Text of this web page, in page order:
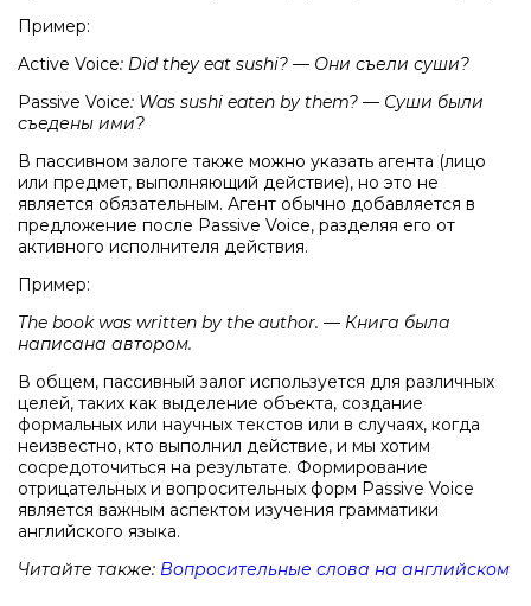
Пример:
Active Voice: Did they eat sushi? — Они съели суши?
Passive Voice: Was sushi eaten by them? — Суши были
съедены ими?
В пассивном залоге также можно указать агента (лицо
или предмет, выполняющий действие), но это не
является обязательным. Агент обычно добавляется в
предложение после Passive Voice, разделяя его от
активного исполнителя действия.
Пример:
The book was written by the author. — Книга была
написана автором.
В общем, пассивный залог используется для различных
целей, таких как выделение объекта, создание
формальных или научных текстов или в случаях, когда
неизвестно, кто выполнил действие, и мы хотим
сосредоточиться на результате. Формирование
отрицательных и вопросительных форм Passive Voice
является важным аспектом изучения грамматики
английского языка.
Читайте также: Вопросительные слова на английском